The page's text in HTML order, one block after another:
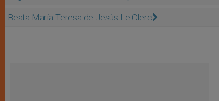
Beata María Teresa de Jesús Le Clerc